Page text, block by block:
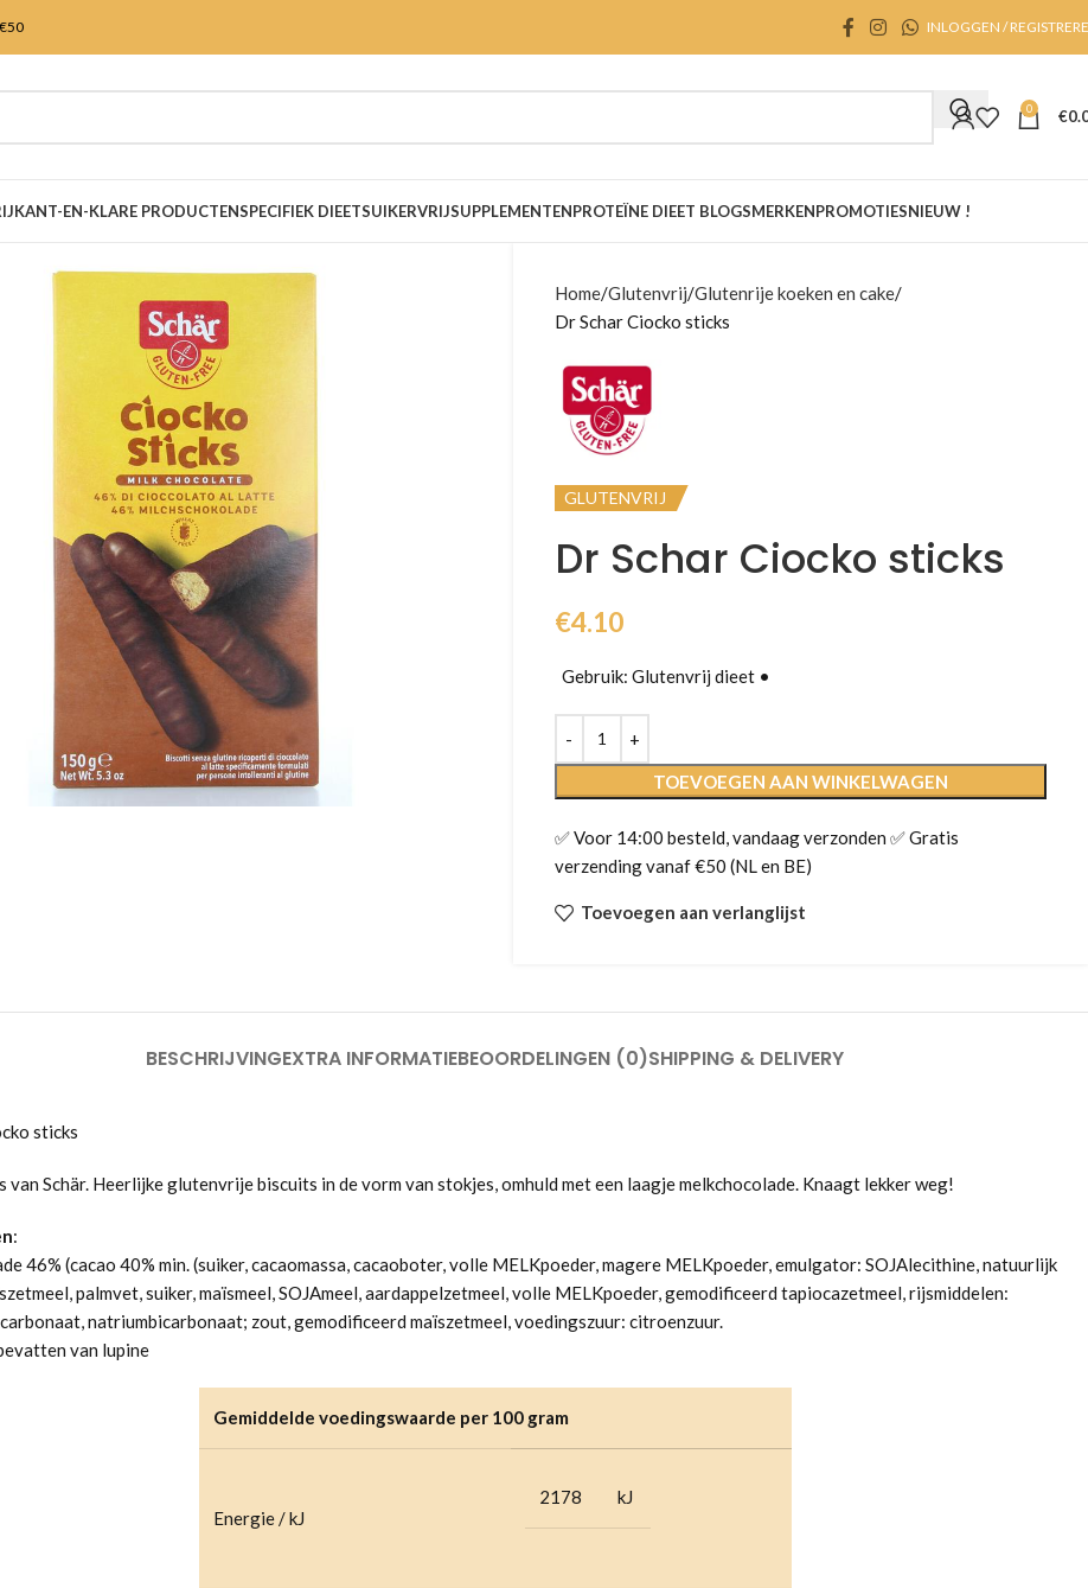
INLOGGEN /
0 €
KANT-EN-KLARE PRODUCTENSPECIFIEK DIEETSUIKERVRIJSUPPLEMENTENPROTEÏNE DIEET BLOGSMERKENPROMOTIESNIEUW !
om te vergroten
Home Glutenvrij Glutenrije koeken en cake
Dr Schar Ciocko sticks
GLUTENVRIJ
Dr Schar Ciocko sticks
€4.10
Gebruik: Glutenvrij dieet •
TOEVOEGEN AAN WINKELWAGEN
✅ Voor 14:00 besteld, vandaag verzonden ✅ Gratis
verzending vanaf €50 (NL en BE)
Toevoegen aan verlanglijst
BESCHRIJVINGEXTRA INFORMATIEBEOORDELINGEN (0)SHIPPING & DELIVERY
sticks
van Schär. Heerlijke glutenvrije biscuits in de vorm van stokjes, omhuld met een laagje melkchocolade. Knaagt lekker weg!
:
46% (cacao 40% min. (suiker, cacaomassa, cacaoboter, volle MELKpoeder, magere MELKpoeder, emulgator: SOJAlecithine, natuurlijk
palmvet, suiker, maïsmeel, SOJAmeel, aardappelzetmeel, volle MELKpoeder, gemodificeerd tapiocazetmeel, rijsmiddelen:
natriumbicarbonaat; zout, gemodificeerd maïszetmeel, voedingszuur: citroenzuur.
van lupine
Gemiddelde voedingswaarde per 100 gram
Energie / kJ
2178 kJ